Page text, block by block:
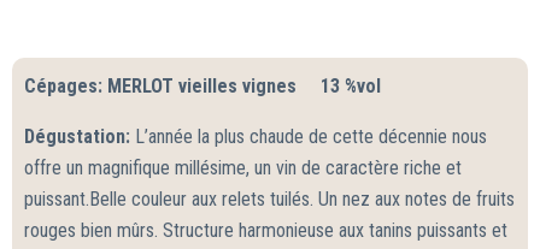
Cépages: MERLOT vieilles vignes 13 %vol
Dégustation: L’année la plus chaude de cette décennie nous
offre un magnifique millésime, un vin de caractère riche et
puissant.Belle couleur aux relets tuilés. Un nez aux notes de fruits
rouges bien mûrs. Structure harmonieuse aux tanins puissants et